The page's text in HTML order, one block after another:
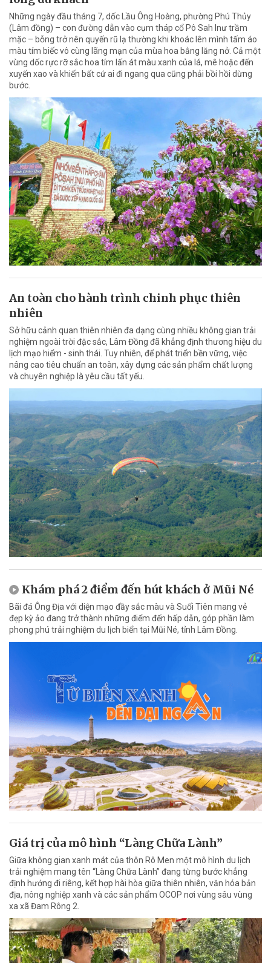
Những ngày đầu tháng 7, dốc Lầu Ông Hoàng, phường Phú Thủy
(Lâm đồng) – con đường dẫn vào cụm tháp cổ Pô Sah Inư trầm
mặc – bỗng trở nên quyến rũ lạ thường khi khoác lên mình tấm áo
màu tím biếc vô cùng lãng mạn của mùa hoa bằng lăng nở. Cả một
vùng dốc rực rỡ sắc hoa tím lấn át màu xanh của lá, mê hoặc đến
xuyến xao và khiến bất cứ ai đi ngang qua cũng phải bồi hồi dừng
bước.
An toàn cho hành trình chinh phục thiên
nhiên
Sở hữu cảnh quan thiên nhiên đa dạng cùng nhiều không gian trải
nghiệm ngoài trời đặc sắc, Lâm Đồng đã khẳng định thương hiệu du
lịch mạo hiểm - sinh thái. Tuy nhiên, để phát triển bền vững, việc
nâng cao tiêu chuẩn an toàn, xây dựng các sản phẩm chất lượng
và chuyên nghiệp là yêu cầu tất yếu.
Khám phá 2 điểm đến hút khách ở Mũi Né
Bãi đá Ông Địa với diện mạo đầy sắc màu và Suối Tiên mang vẻ
đẹp kỳ ảo đang trở thành những điểm đến hấp dẫn, góp phần làm
phong phú trải nghiệm du lịch biển tại Mũi Né, tỉnh Lâm Đồng.
Giá trị của mô hình “Làng Chữa Lành”
Giữa không gian xanh mát của thôn Rô Men một mô hình du lịch
trải nghiệm mang tên “Làng Chữa Lành” đang từng bước khẳng
định hướng đi riêng, kết hợp hài hòa giữa thiên nhiên, văn hóa bản
địa, nông nghiệp xanh và các sản phẩm OCOP nơi vùng sâu vùng
xa xã Đam Rông 2.